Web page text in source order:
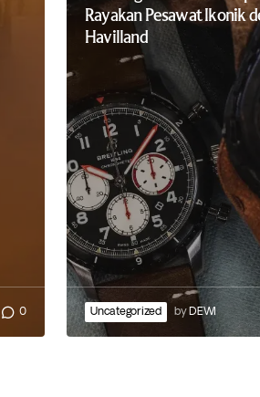
0
Rayakan Pesawat Ikonik
Havilland
Uncategorized byDEWI